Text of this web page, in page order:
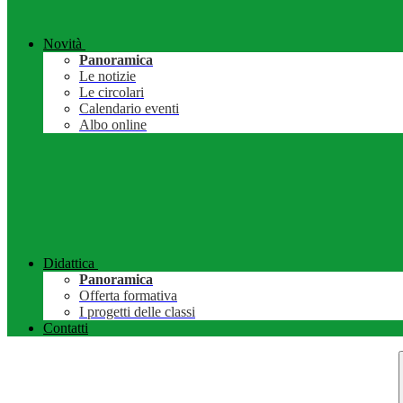
Novità
Panoramica
Le notizie
Le circolari
Calendario eventi
Albo online
Didattica
Panoramica
Offerta formativa
I progetti delle classi
Contatti